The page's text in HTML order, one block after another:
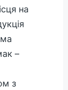
на
–
з